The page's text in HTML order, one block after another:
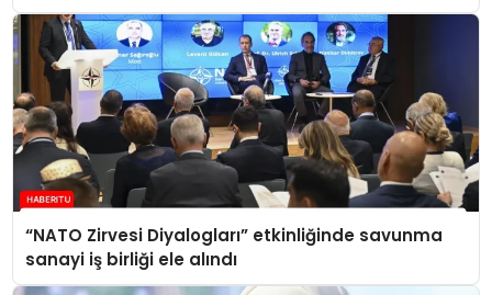
“NATO Zirvesi Diyalogları” etkinliğinde savunma
sanayi iş birliği ele alındı